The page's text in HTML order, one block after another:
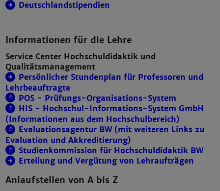
Deutschlandstipendien
Informationen für die Lehre
Service Center Hochschuldidaktik und
Qualitätsmanagement
Persönlicher Stundenplan für Professoren und
Lehrbeauftragte
POS - Prüfungs-Organisations-System
HIS - Hochschul-Informations-System GmbH
(Informationen aus dem Hochschulbereich)
Evaluationsagentur BW (mit weiteren Links zu
Evaluation und Akkreditierung)
Studienkommission für Hochschuldidaktik BW
Erteilung und Vergütung von Lehraufträgen
Anlaufstellen von A bis Z